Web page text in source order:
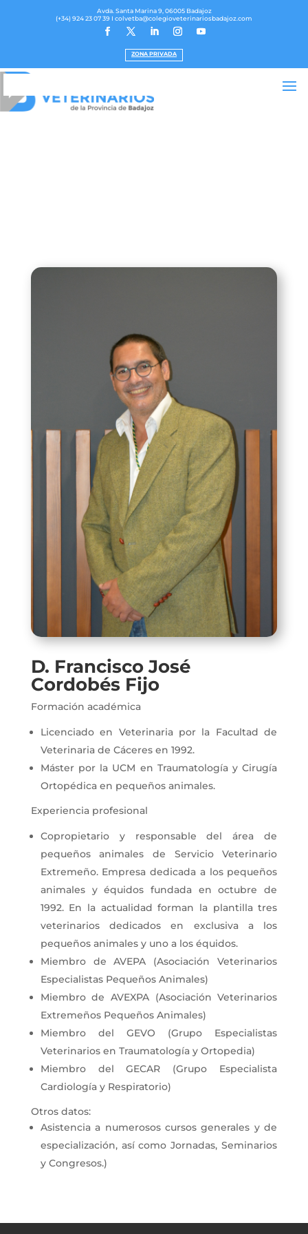
Avda. Santa Marina 9, 06005 Badajoz
(+34) 924 23 07 39 I colvetba@colegioveterinariosbadajoz.com
ZONA PRIVADA
D. Francisco José
Cordobés Fijo
Formación académica
Licenciado en Veterinaria por la Facultad de
Veterinaria de Cáceres en 1992.
Máster por la UCM en Traumatología y Cirugía
Ortopédica en pequeños animales.
Experiencia profesional
Copropietario y responsable del área de
pequeños animales de Servicio Veterinario
Extremeño. Empresa dedicada a los pequeños
animales y équidos fundada en octubre de
1992. En la actualidad forman la plantilla tres
veterinarios dedicados en exclusiva a los
pequeños animales y uno a los équidos.
Miembro de AVEPA (Asociación Veterinarios
Especialistas Pequeños Animales)
Miembro de AVEXPA (Asociación Veterinarios
Extremeños Pequeños Animales)
Miembro del GEVO (Grupo Especialistas
Veterinarios en Traumatología y Ortopedia)
Miembro del GECAR (Grupo Especialista
Cardiología y Respiratorio)
Otros datos:
Asistencia a numerosos cursos generales y de
especialización, así como Jornadas, Seminarios
y Congresos.)